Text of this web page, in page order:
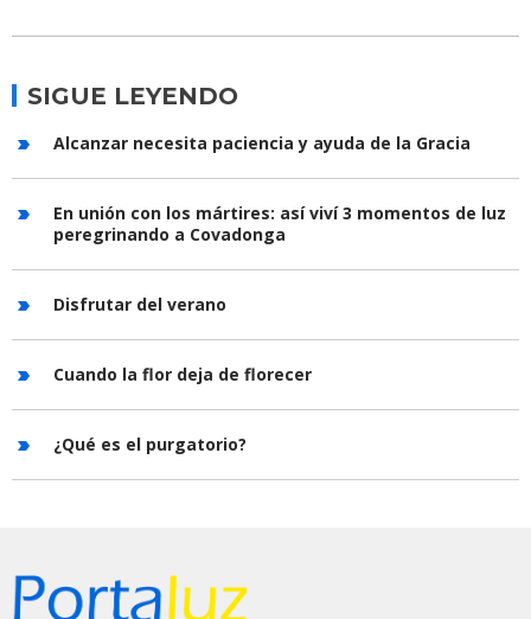
SIGUE LEYENDO
Alcanzar necesita paciencia y ayuda de la Gracia
En unión con los mártires: así viví 3 momentos de luz
peregrinando a Covadonga
Disfrutar del verano
Cuando la flor deja de florecer
¿Qué es el purgatorio?